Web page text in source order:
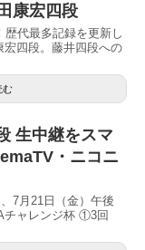
康宏四段
歴代最多記録を更新し
宏四段。藤井四段への
む
生中継をスマ
・ニコニ
7月21日（金）午後
チャレンジ杯 ①3回